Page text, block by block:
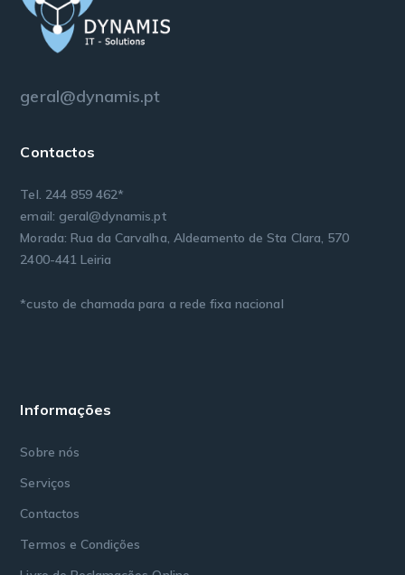
geral@dynamis.pt
Contactos
Tel. 244 859 462*
email: geral@dynamis.pt
Morada: Rua da Carvalha, Aldeamento de Sta Clara, 570
2400-441 Leiria
*custo de chamada para a rede fixa nacional
Informações
Sobre nós
Serviços
Contactos
Termos e Condições